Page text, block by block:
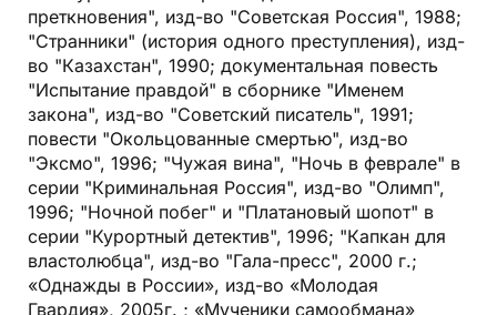
преткновения", изд-во "Советская Россия", 1988;
"Странники" (история одного преступления), изд-
во "Казахстан", 1990; документальная повесть
"Испытание правдой" в сборнике "Именем
закона", изд-во "Советский писатель", 1991;
повести "Окольцованные смертью", изд-во
"Эксмо", 1996; "Чужая вина", "Ночь в феврале" в
серии "Криминальная Россия", изд-во "Олимп",
1996; "Ночной побег" и "Платановый шопот" в
серии "Курортный детектив", 1996; "Капкан для
властолюбца", изд-во "Гала-пресс", 2000 г.;
«Однажды в России», изд-во «Молодая
Гвардия», 2005г. ; «Мученики самообмана»